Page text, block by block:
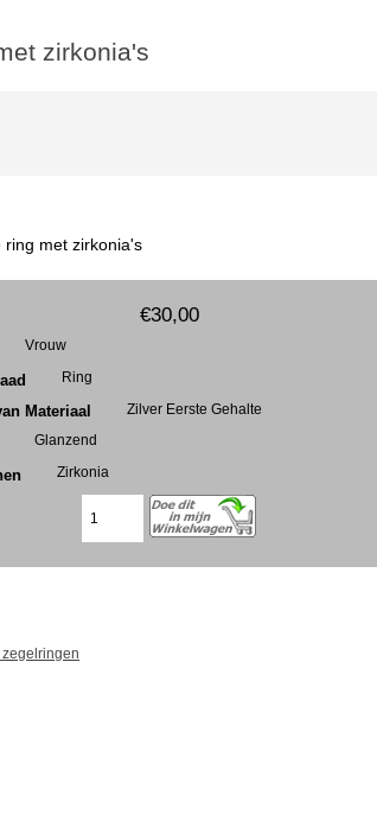
zirkonia's
ring met zirkonia's
€30,00
Vrouw
Ring
Materiaal Zilver Eerste Gehalte
Glanzend
Zirkonia